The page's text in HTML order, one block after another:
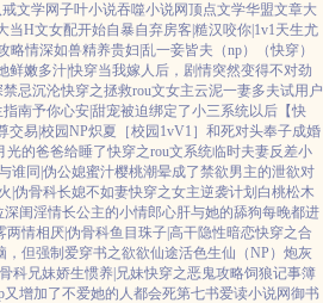
戒文学网子叶小说吞噬小说网顶点文学华盟文章大
当H文女配开始自暴自弃房客|糙汉咬你|1v1天生尤
略情深如兽精养贵妇|乱一妾皆夫（np）
（快穿）
鲜嫩多汁|快穿当我嫁人后，剧情突然变得不对劲
禁忌沉沦快穿之拯救rou文女主云泥一妻多夫试用户
指南予你心安|甜宠被迫绑定了小三系统以后【快
交易|校园NP炽夏［校园1vV1］ 和死对头奉子成婚
光的爸爸给睡了快穿之rou文系统临时夫妻反差小
谁同|伪公媳蜜汁樱桃潮晕成了禁欲男主的泄欲对
|伪骨科长媳不如妻快穿之女主逆袭计划 白桃松木
深闺淫情长公主的小情郎心肝与她的舔狗每晚都进
两情相厌|伪骨科鱼目珠子|高干隐性暗恋快穿之合
，但强制爱穿书之欲欲仙途活色生仙（NP） 炮灰
科兄妹娇生惯养|兄妹快穿之恶鬼攻略饲狼记事簿
增加了不爱她的人都会死第七书爱读小说网御书